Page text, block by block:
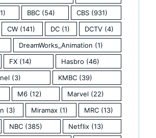
BBC (54) CBS (931)
CW(141) DC(1) DCTV (4)
DreamWorks_Animation (1)
FX (14) Hasbro (46)
(3) KMBC(39)
M6 (12) Marvel (22)
(3) Miramax (1) MRC(13)
NBC (385) Netflix(13)